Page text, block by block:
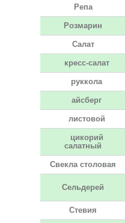
Репа
Розмарин
Салат
кресс-салат
руккола
айсберг
листовой
цикорий
салатный
Свекла столовая
Сельдерей
Стевия